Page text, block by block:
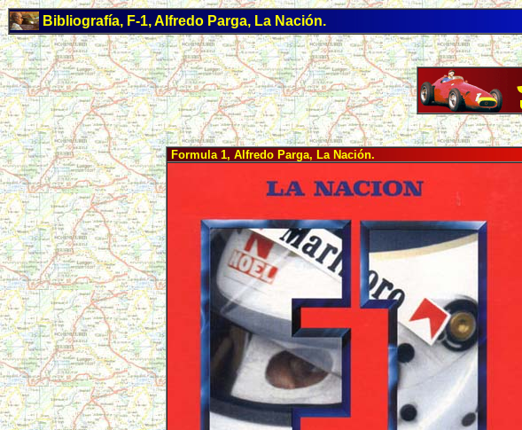
Bibliografía, F-1, Alfredo Parga, La Nación.
Formula 1, Alfredo Parga, La Nación.